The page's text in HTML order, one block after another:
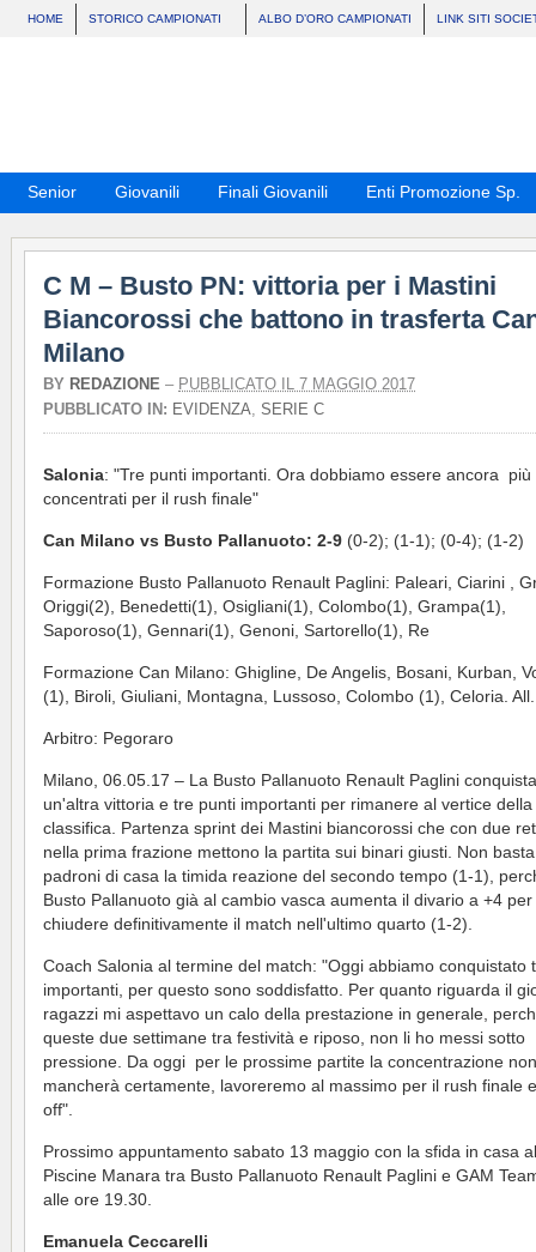
HOME STORICO CAMPIONATI ALBO D’ORO CAMPIONATI LINK SITI
Senior Giovanili Finali Giovanili Enti Promozione Sp.
C M – Busto PN: vittoria per i Mastini
Biancorossi che battono in trasferta
Milano
BY REDAZIONE – PUBBLICATO IL 7 MAGGIO 2017
PUBBLICATO IN: EVIDENZA, SERIE C
Salonia: "Tre punti importanti. Ora dobbiamo essere ancora più
concentrati per il rush finale"
Can Milano vs Busto Pallanuoto: 2-9 (0-2); (1-1); (0-4); (1-2)
Formazione Busto Pallanuoto Renault Paglini: Paleari, Ciarini ,
Origgi(2), Benedetti(1), Osigliani(1), Colombo(1), Grampa(1),
Saporoso(1), Gennari(1), Genoni, Sartorello(1), Re
Formazione Can Milano: Ghigline, De Angelis, Bosani, Kurban,
(1), Biroli, Giuliani, Montagna, Lussoso, Colombo (1), Celoria.
Arbitro: Pegoraro
Milano, 06.05.17 – La Busto Pallanuoto Renault Paglini
un'altra vittoria e tre punti importanti per rimanere al vertice della
classifica. Partenza sprint dei Mastini biancorossi che con due
nella prima frazione mettono la partita sui binari giusti. Non
padroni di casa la timida reazione del secondo tempo (1-1),
Busto Pallanuoto già al cambio vasca aumenta il divario a +4 per
chiudere definitivamente il match nell'ultimo quarto (1-2).
Coach Salonia al termine del match: "Oggi abbiamo conquistato
importanti, per questo sono soddisfatto. Per quanto riguarda il
ragazzi mi aspettavo un calo della prestazione in generale,
queste due settimane tra festività e riposo, non li ho messi sotto
pressione. Da oggi per le prossime partite la concentrazione non
mancherà certamente, lavoreremo al massimo per il rush finale
off".
Prossimo appuntamento sabato 13 maggio con la sfida in casa
Piscine Manara tra Busto Pallanuoto Renault Paglini e GAM
alle ore 19.30.
Emanuela Ceccarelli